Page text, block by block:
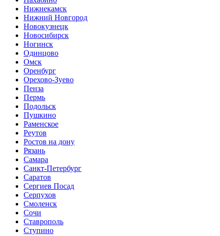
Нижнекамск
Нижний Новгород
Новокузнецк
Новосибирск
Ногинск
Одинцово
Омск
Оренбург
Орехово-Зуево
Пенза
Пермь
Подольск
Пушкино
Раменское
Реутов
Ростов на дону
Рязань
Самара
Санкт-Петербург
Саратов
Сергиев Посад
Серпухов
Смоленск
Сочи
Ставрополь
Ступино